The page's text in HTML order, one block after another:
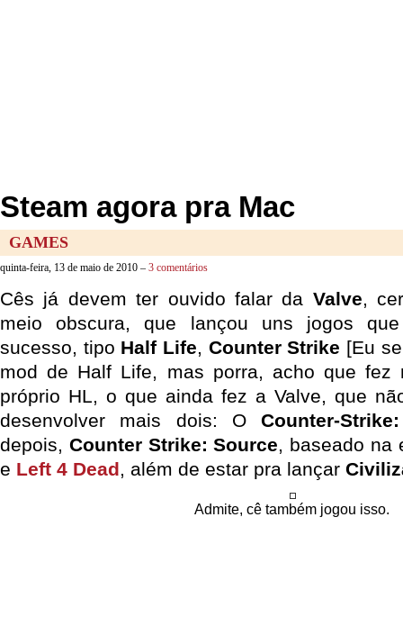
Steam agora pra Mac
GAMES
quinta-feira, 13 de maio de 2010 – 3 comentários
Cês já devem ter ouvido falar da Valve,
meio obscura, que lançou uns jogos
sucesso, tipo Half Life, Counter Strike [Eu
mod de Half Life, mas porra, acho que fez
próprio HL, o que ainda fez a Valve, que
desenvolver mais dois: OCounter-
depois, Counter Strike: Source, baseado na
e Left 4 Dead, além de estar pra lançar
Admite, cê também jogou isso.